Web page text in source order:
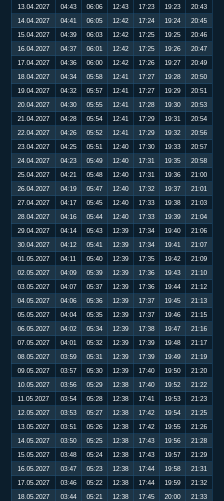
13.04.2027 04:43 06:06 12:43 17:23 19:23
20:43
14.04.2027
04:41 06:05 12:42 17:24 19:24
20:45
15.04.2027
04:39 06:03 12:42 17:25 19:25
20:46
16.04.2027
04:37 06:01 12:42 17:25 19:26
20:47
17.04.2027
04:36 06:00 12:42 17:26 19:27
20:49
18.04.2027
04:34 05:58 12:41 17:27 19:28
20:50
19.04.2027
04:32 05:57 12:41 17:27 19:29
20:51
20.04.2027
04:30 05:55 12:41 17:28 19:30
20:53
21.04.2027
04:28 05:54 12:41 17:29 19:31
20:54
22.04.2027
04:26 05:52 12:41 17:29 19:32
20:56
23.04.2027
04:25 05:51 12:40 17:30 19:33
20:57
24.04.2027
04:23 05:49 12:40 17:31 19:35
20:58
25.04.2027
04:21 05:48 12:40 17:31 19:36
21:00
26.04.2027
04:19 05:47 12:40 17:32 19:37
21:01
27.04.2027
04:17 05:45 12:40 17:33 19:38
21:03
28.04.2027
04:16 05:44 12:40 17:33 19:39
21:04
29.04.2027
04:14 05:43 12:39 17:34 19:40
21:06
30.04.2027
04:12 05:41 12:39 17:34 19:41
21:07
01.05.2027
04:11 05:40 12:39 17:35 19:42
21:09
02.05.2027
04:09 05:39 12:39 17:36 19:43
21:10
03.05.2027
04:07 05:37 12:39 17:36 19:44
21:12
04.05.2027
04:06 05:36 12:39 17:37 19:45
21:13
05.05.2027
04:04 05:35 12:39 17:37 19:46
21:15
06.05.2027
04:02 05:34 12:39 17:38 19:47
21:16
07.05.2027
04:01 05:32 12:39 17:39 19:48
21:17
08.05.2027
03:59 05:31 12:39 17:39 19:49
21:19
09.05.2027
03:57 05:30 12:39 17:40 19:50
21:20
10.05.2027
03:56 05:29 12:38 17:40 19:52
21:22
11.05.2027
03:54 05:28 12:38 17:41 19:53
21:23
12.05.2027
03:53 05:27 12:38 17:42 19:54
21:25
13.05.2027
03:51 05:26 12:38 17:42 19:55
21:26
14.05.2027
03:50 05:25 12:38 17:43 19:56
21:28
15.05.2027
03:48 05:24 12:38 17:43 19:57
21:29
16.05.2027
03:47 05:23 12:38 17:44 19:58
21:31
17.05.2027
03:46 05:22 12:38 17:44 19:59
21:32
18.05.2027
03:44 05:21 12:38 17:45 20:00
21:33